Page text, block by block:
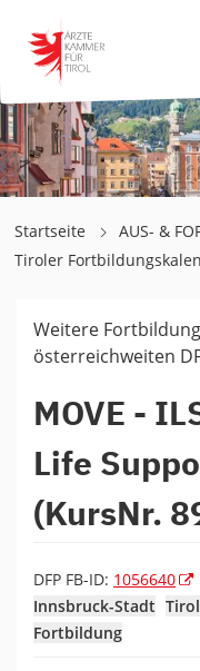
Startseite AUS- &
Tiroler
Weitere
österreichweiten
MOVE -
Life
(KursNr.
DFP FB-ID: 1056640
Innsbruck-Stadt
Fortbildung